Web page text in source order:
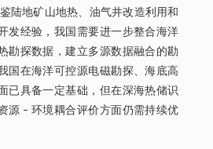
陆地矿山地热、油气井改造利用和
发经验，我国需要进一步整合海洋
勘探数据，建立多源数据融合的勘
国在海洋可控源电磁勘探、海底高
已具备一定基础，但在深海热储识
源 ‒ 环境耦合评价方面仍需持续优